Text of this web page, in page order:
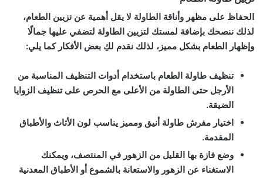
الحفاظ على مظهر وأناقة الطاولة لا يقل أهمية عن تزيين الطعام،
لذلك ننصحك بإضافة لمستك لتزيين الطاولة لتضفي عليها جمالًا
وإظهار الطعام بشكل مميز، لذلك نقدم لكِ بعض الأفكار كما يلي:
تنظيف طاولة الطعام باستخدام أدوات التنظيف المناسبة من
الأرجل حتى الطاولة من الأعلى مع الحرص على تنظيف الزوايا
الضيقة.
اختيار مفرش طاولة أنيق ومميز يناسب لون الأثاث والأطباق
المقدمة.
وضع فازة بها القليل من الزهور في المنتصف، ويمكنك
الاستغناء عن الزهور والاستعانة بالشموع أو الأطباق المعدنية